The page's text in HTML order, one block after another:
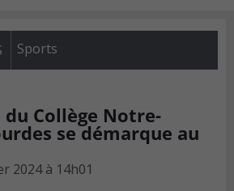
Sports
Collège Notre-
se démarque au
2024 à 14h01